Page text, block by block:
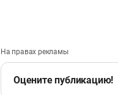
На правах рекламы
Оцените публикацию!